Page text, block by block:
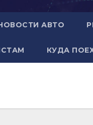
АВТО
КУДА